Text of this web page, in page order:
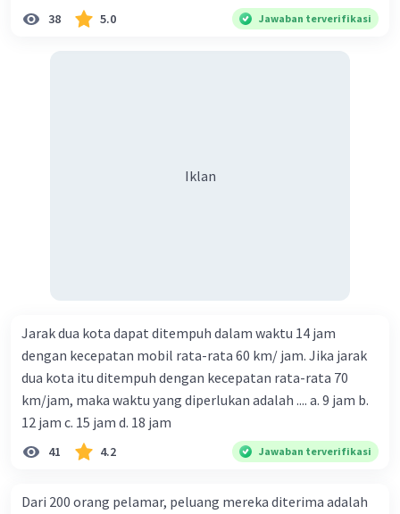
38 5.0 Jawaban terverifikasi
Iklan
Jarak dua kota dapat ditempuh dalam waktu 14 jam
dengan kecepatan mobil rata-rata 60 km/ jam. Jika jarak
dua kota itu ditempuh dengan kecepatan rata-rata 70
km/jam, maka waktu yang diperlukan adalah .... a. 9 jam b.
12 jam c. 15 jam d. 18 jam
41 4.2 Jawaban terverifikasi
Dari 200 orang pelamar, peluang mereka diterima adalah